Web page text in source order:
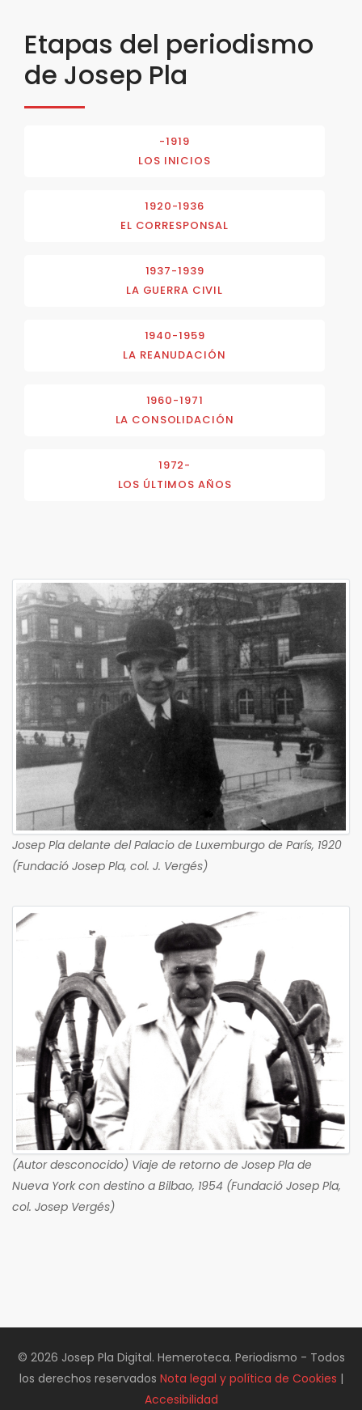
Etapas del periodismo
de Josep Pla
-1919
LOS INICIOS
1920-1936
EL CORRESPONSAL
1937-1939
LA GUERRA CIVIL
1940-1959
LA REANUDACIÓN
1960-1971
LA CONSOLIDACIÓN
1972-
LOS ÚLTIMOS AÑOS
Josep Pla delante del Palacio de Luxemburgo de París, 1920
(Fundació Josep Pla, col. J. Vergés)
(Autor desconocido) Viaje de retorno de Josep Pla de
Nueva York con destino a Bilbao, 1954 (Fundació Josep Pla,
col. Josep Vergés)
© 2026 Josep Pla Digital. Hemeroteca. Periodismo - Todos
los derechos reservados Nota legal y política de Cookies |
Accesibilidad